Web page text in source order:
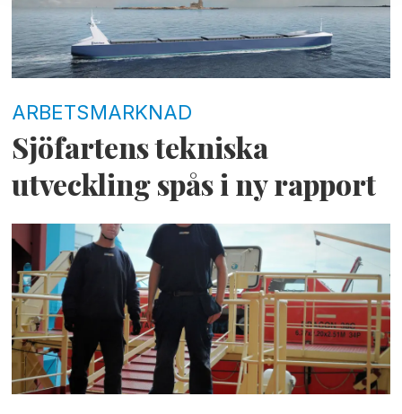
ARBETSMARKNAD
Sjöfartens tekniska
utveckling spås i ny rapport